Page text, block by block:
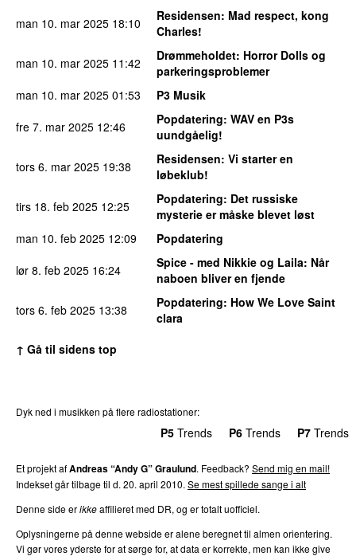
man 10. mar 2025 18:10 Residensen: Mad respect, kong
Charles!
man 10. mar 2025 11:42 Drømmeholdet: Horror Dolls og
parkeringsproblemer
man 10. mar 2025 01:53
P3 Musik
fre 7. mar 2025 12:46 Popdatering: WAV en P3s
uundgåelig!
tors 6. mar 2025 19:38 Residensen: Vi starter en
løbeklub!
tirs 18. feb 2025 12:25 Popdatering: Det russiske
mysterie er måske blevet løst
man 10. feb 2025 12:09
Popdatering
lør 8. feb 2025 16:24 Spice - med Nikkie og Laila: Når
naboen bliver en fjende
tors 6. feb 2025 13:38 Popdatering: How We Love Saint
clara
↑ Gå til sidens top
Dyk ned i musikken på flere radiostationer:
P5 Trends P6 Trends P7 Trends
Et projekt afAndreas “Andy G” Graulund. Feedback? Send mig en mail!
Indekset går tilbage til d. 20. april 2010. Se mest spillede sange i alt
Denne side erikkeaffilieret med DR, og er totalt uofficiel.
Oplysningerne på denne webside er alene beregnet til almen orientering.
Vi gør vores yderste for at sørge for, at data er korrekte, men kan ikke give